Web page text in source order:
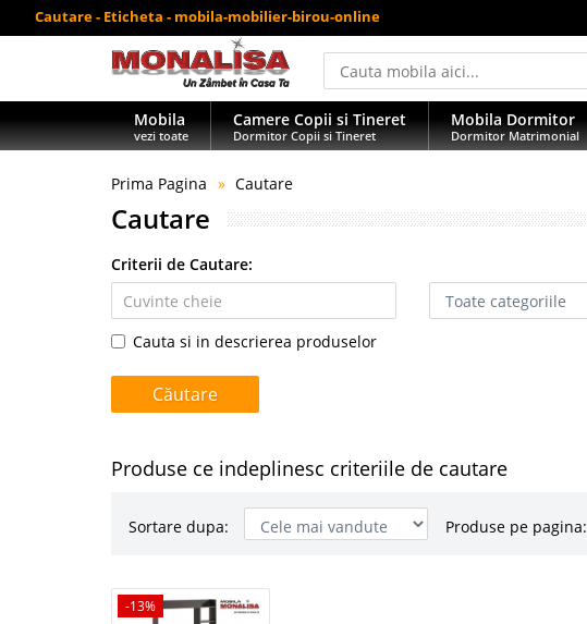
Cautare - Eticheta - mobila-mobilier-birou-online
Mobila
vezi toate
Camere Copii si Tineret
Dormitor Copii si Tineret
Mobila Dormitor
Dormitor Matrimonial
Prima Pagina Cautare
Cautare
Criterii de Cautare:
Cauta si in descrierea produselor
Produse ce indeplinesc criteriile de cautare
Sortare dupa: Produse pe pagina:
-13%
-13%